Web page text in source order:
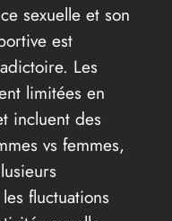
sexuelle et son
est
Les
limitées en
incluent des
vs femmes,
fluctuations